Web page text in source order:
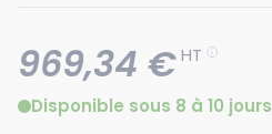
969,34 €HT
Disponible sous 8 à 10 jours